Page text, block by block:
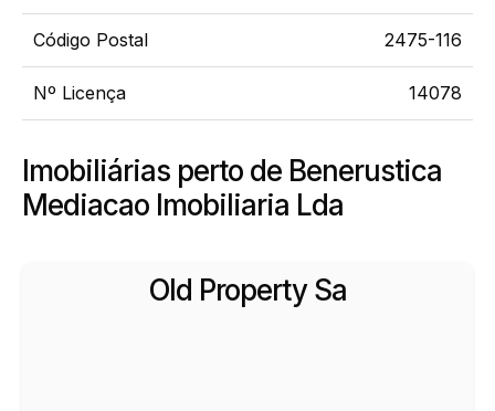
Código Postal 2475-116
Nº Licença 14078
Imobiliárias perto de Benerustica
Mediacao Imobiliaria Lda
Old Property Sa